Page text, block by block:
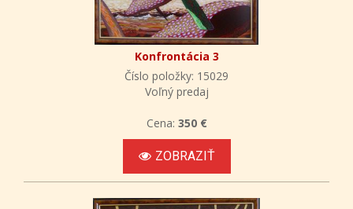
Konfrontácia 3
Číslo položky: 15029
Voľný predaj
Cena: 350 €
ZOBRAZIŤ